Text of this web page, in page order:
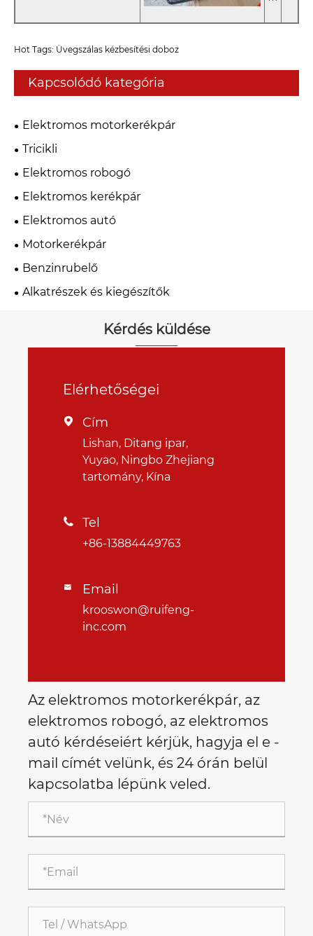
Hot Tags: Üvegszálas kézbesítési doboz
Kapcsolódó kategória
Elektromos motorkerékpár
Tricikli
Elektromos robogó
Elektromos kerékpár
Elektromos autó
Motorkerékpár
Benzinrubelő
Alkatrészek és kiegészítők
Kérdés küldése
Elérhetőségei
 Cím
Lishan, Ditang ipar,
Yuyao, Ningbo Zhejiang
tartomány, Kína
 Tel
+86-13884449763
 Email
krooswon@ruifeng-
inc.com
Az elektromos motorkerékpár, az
elektromos robogó, az elektromos
autó kérdéseiért kérjük, hagyja el e -
mail címét velünk, és 24 órán belül
kapcsolatba lépünk veled.